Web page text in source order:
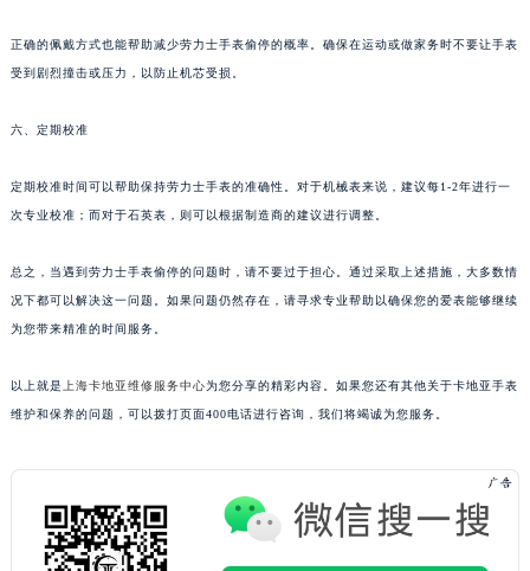
正确的佩戴方式也能帮助减少劳力士手表偷停的概率。确保在运动或做家务时不要让手表
受到剧烈撞击或压力，以防止机芯受损。
六、定期校准
定期校准时间可以帮助保持劳力士手表的准确性。对于机械表来说，建议每1-2年进行一
次专业校准；而对于石英表，则可以根据制造商的建议进行调整。
总之，当遇到劳力士手表偷停的问题时，请不要过于担心。通过采取上述措施，大多数情
况下都可以解决这一问题。如果问题仍然存在，请寻求专业帮助以确保您的爱表能够继续
为您带来精准的时间服务。
以上就是 上海卡地亚维修服务中心为您分享的精彩内容。如果您还有其他关于卡地亚手表
维护和保养的问题，可以拨打页面400电话进行咨询，我们将竭诚为您服务。